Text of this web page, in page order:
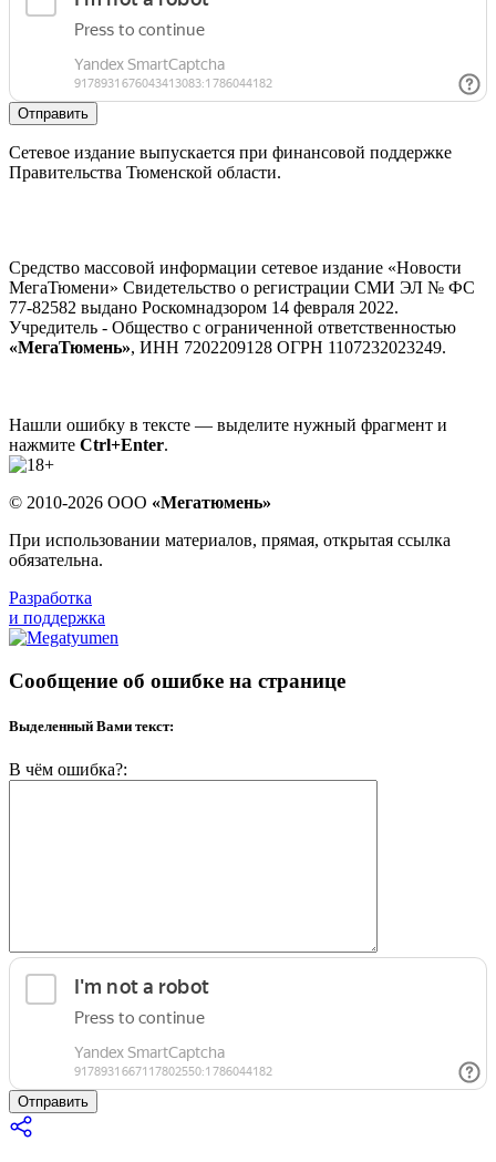
Отправить
Сетевое издание выпускается при финансовой поддержке
Правительства Тюменской области.
Средство массовой информации сетевое издание «Новости
МегаТюмени» Свидетельство о регистрации СМИ ЭЛ № ФС
77-82582 выдано Роскомнадзором 14 февраля 2022.
Учредитель - Общество с ограниченной ответственностью
«МегаТюмень», ИНН 7202209128 ОГРН 1107232023249.
Нашли ошибку в тексте — выделите нужный фрагмент и
нажмите Ctrl+Enter.
© 2010-2026 ООО «Мегатюмень»
При использовании материалов, прямая, открытая ссылка
обязательна.
Разработка
и поддержка
Сообщение об ошибке на странице
Выделенный Вами текст:
В чём ошибка?:
Отправить